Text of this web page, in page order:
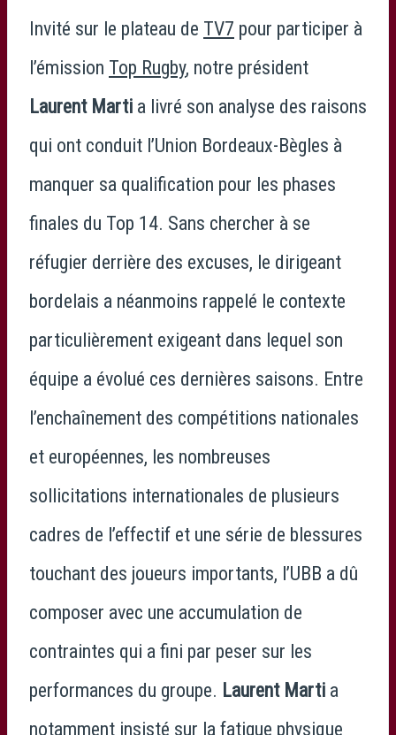
Invité sur le plateau de TV7 pour participer à
l’émission Top Rugby, notre président
Laurent Marti a livré son analyse des raisons
qui ont conduit l’Union Bordeaux-Bègles à
manquer sa qualification pour les phases
finales du Top 14. Sans chercher à se
réfugier derrière des excuses, le dirigeant
bordelais a néanmoins rappelé le contexte
particulièrement exigeant dans lequel son
équipe a évolué ces dernières saisons. Entre
l’enchaînement des compétitions nationales
et européennes, les nombreuses
sollicitations internationales de plusieurs
cadres de l’effectif et une série de blessures
touchant des joueurs importants, l’UBB a dû
composer avec une accumulation de
contraintes qui a fini par peser sur les
performances du groupe. Laurent Marti a
notamment insisté sur la fatigue physique